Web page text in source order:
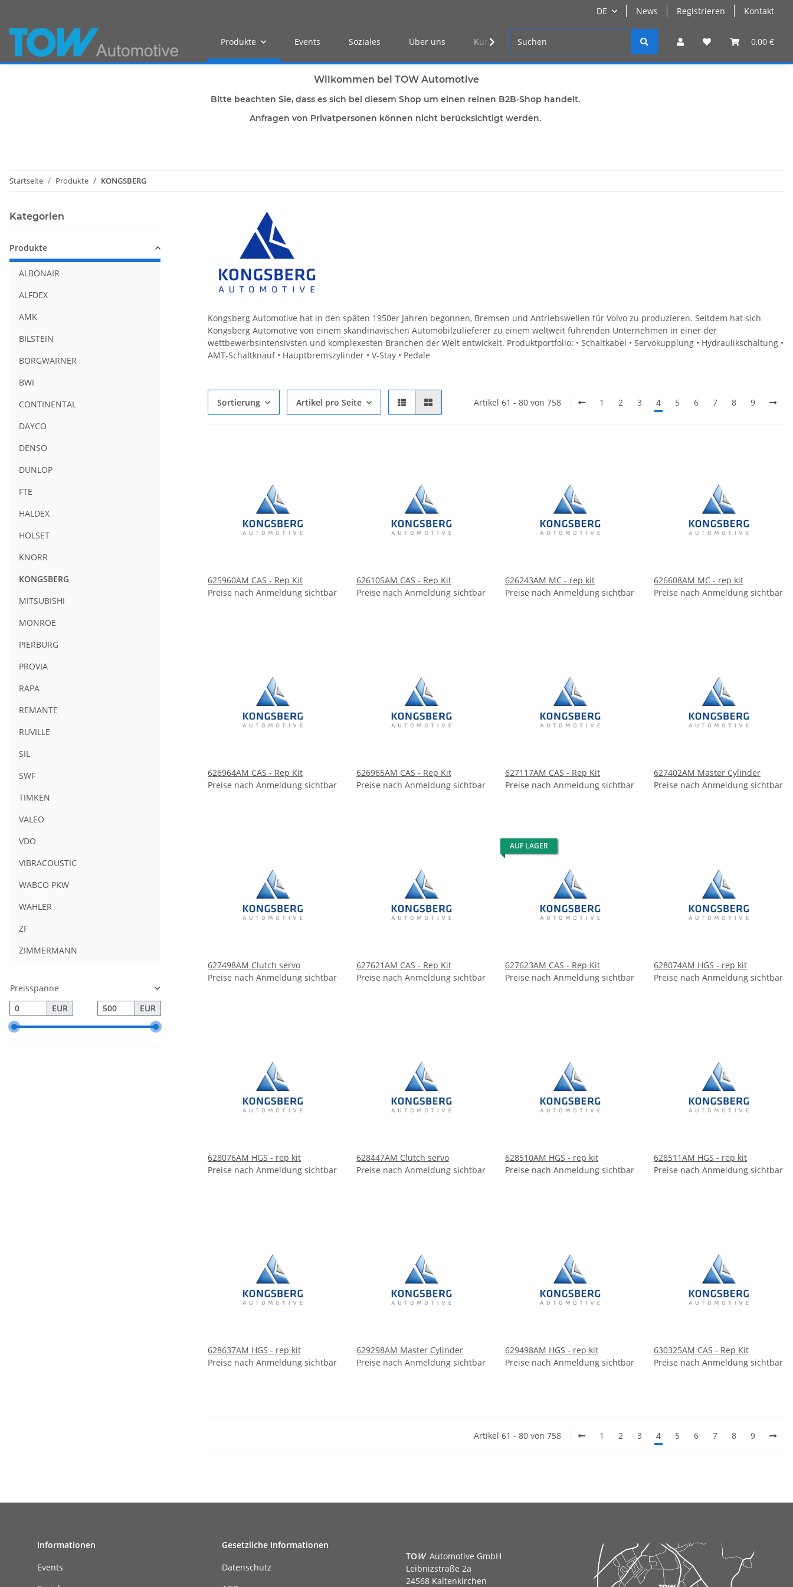
DE News Registrieren Kontakt
0,00 €
Produkte Events Soziales Über uns Kunden Log-in
Wilkommen bei TOW Automotive
Bitte beachten Sie, dass es sich bei diesem Shop um einen reinen B2B-Shop handelt.
Anfragen von Privatpersonen können nicht berücksichtigt werden.
Startseite Produkte KONGSBERG
Kongsberg Automotive hat in den späten 1950er Jahren begonnen, Bremsen und Antriebswellen für Volvo zu produzieren. Seitdem hat sich
Kongsberg Automotive von einem skandinavischen Automobilzulieferer zu einem weltweit führenden Unternehmen in einer der
wettbewerbsintensivsten und komplexesten Branchen der Welt entwickelt. Produktportfolio: • Schaltkabel • Servokupplung • Hydraulikschaltung •
AMT-Schaltknauf • Hauptbremszylinder • V-Stay • Pedale
Sortierung Artikel pro Seite Artikel 61 - 80 von 758 1 2 3 4 5 6 7 8 9
625960AM CAS - Rep Kit
Preise nach Anmeldung sichtbar
626105AM CAS - Rep Kit
Preise nach Anmeldung sichtbar
626243AM MC - rep kit
Preise nach Anmeldung sichtbar
626608AM MC - rep kit
Preise nach Anmeldung sichtbar
626964AM CAS - Rep Kit
Preise nach Anmeldung sichtbar
626965AM CAS - Rep Kit
Preise nach Anmeldung sichtbar
627117AM CAS - Rep Kit
Preise nach Anmeldung sichtbar
627402AM Master Cylinder
Preise nach Anmeldung sichtbar
627498AM Clutch servo
Preise nach Anmeldung sichtbar
627621AM CAS - Rep Kit
Preise nach Anmeldung sichtbar
AUF LAGER
627623AM CAS - Rep Kit
Preise nach Anmeldung sichtbar
628074AM HGS - rep kit
Preise nach Anmeldung sichtbar
628076AM HGS - rep kit
Preise nach Anmeldung sichtbar
628447AM Clutch servo
Preise nach Anmeldung sichtbar
628510AM HGS - rep kit
Preise nach Anmeldung sichtbar
628511AM HGS - rep kit
Preise nach Anmeldung sichtbar
628637AM HGS - rep kit
Preise nach Anmeldung sichtbar
629298AM Master Cylinder
Preise nach Anmeldung sichtbar
629498AM HGS - rep kit
Preise nach Anmeldung sichtbar
630325AM CAS - Rep Kit
Preise nach Anmeldung sichtbar
Artikel 61 - 80 von 758 1 2 3 4 5 6 7 8 9
Kategorien
Produkte
ALBONAIR
ALFDEX
AMK
BILSTEIN
BORGWARNER
BWI
CONTINENTAL
DAYCO
DENSO
DUNLOP
FTE
HALDEX
HOLSET
KNORR
KONGSBERG
MITSUBISHI
MONROE
PIERBURG
PROVIA
RAPA
REMANTE
RUVILLE
SIL
SWF
TIMKEN
VALEO
VDO
VIBRACOUSTIC
WABCO PKW
WAHLER
ZF
ZIMMERMANN
Preisspanne
EUR
EUR
Informationen
Events
Gesetzliche Informationen
Datenschutz
TOW Automotive GmbH
Leibnizstraße 2a
24568 Kaltenkirchen